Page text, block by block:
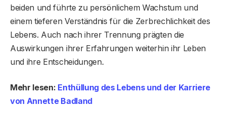
beiden und führte zu persönlichem Wachstum und
einem tieferen Verständnis für die Zerbrechlichkeit des
Lebens. Auch nach ihrer Trennung prägten die
Auswirkungen ihrer Erfahrungen weiterhin ihr Leben
und ihre Entscheidungen.
Mehr lesen: Enthüllung des Lebens und der Karriere
von Annette Badland